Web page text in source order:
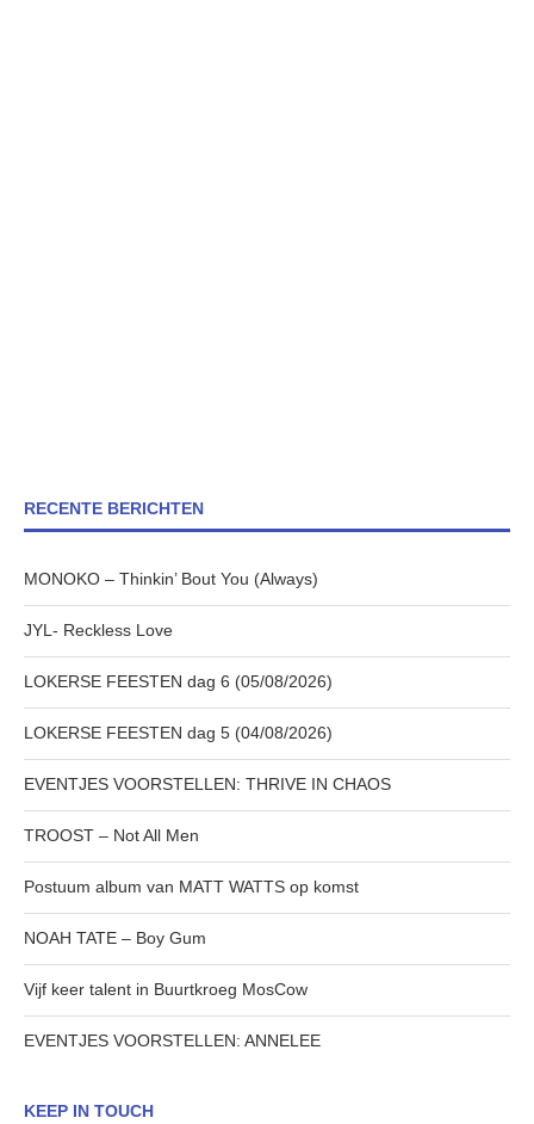
RECENTE BERICHTEN
MONOKO – Thinkin’ Bout You (Always)
JYL- Reckless Love
LOKERSE FEESTEN dag 6 (05/08/2026)
LOKERSE FEESTEN dag 5 (04/08/2026)
EVENTJES VOORSTELLEN: THRIVE IN CHAOS
TROOST – Not All Men
Postuum album van MATT WATTS op komst
NOAH TATE – Boy Gum
Vijf keer talent in Buurtkroeg MosCow
EVENTJES VOORSTELLEN: ANNELEE
KEEP IN TOUCH